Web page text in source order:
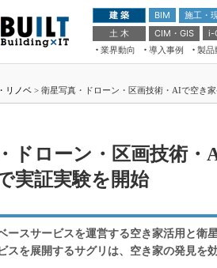
建 築 BIM 施工・
土 木
CIM・GIS i-
業界動向
導入事例 製品
ドローンがもたらす
ムチェンジ” Ver.2.0
“Society5.0”時代の
VR／ARが描くモノ
第8回
築・
2020
日本
メン
リノベ > 衛星写真・ドローン・区画技術・AIで空き
ドローン・区画技術・
実証実験を開始
ースサービスを運営する空き家活用と衛
スを展開するサグリは、空き家の発見を